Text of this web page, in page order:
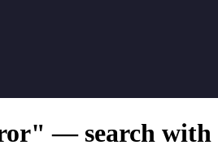
— search with